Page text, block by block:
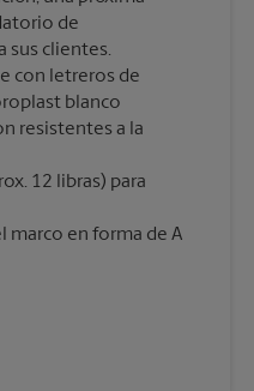
de
sus clientes.
con letreros de
blanco
resistentes a la
12 libras) para
marco en forma de A